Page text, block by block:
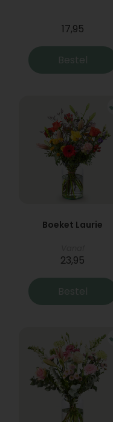
17,95
Bestel
Boeket Laurie
23,95
Bestel